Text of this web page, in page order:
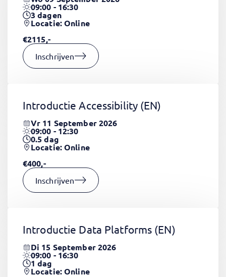
09:00 - 16:30
3dagen
Locatie: Online
€2115,-
Inschrijven
Introductie Accessibility (EN)
Vr 11 September 2026
09:00 - 12:30
0.5dag
Locatie: Online
€400,-
Inschrijven
Introductie Data Platforms (EN)
Di 15 September 2026
09:00 - 16:30
1dag
Locatie: Online